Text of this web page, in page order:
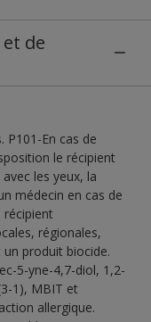
de
P101-En cas de
le récipient
les yeux, la
médecin en cas de
récipient
régionales,
produit biocide.
5-yne-4,7-diol, 1,2-
1), MBIT et
allergique.